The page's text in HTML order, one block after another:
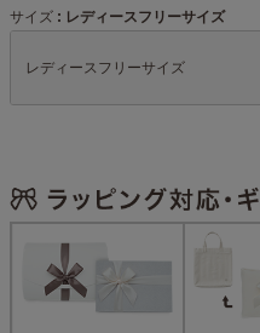
サイズ レディースフリーサイズ
レディースフリーサイズ